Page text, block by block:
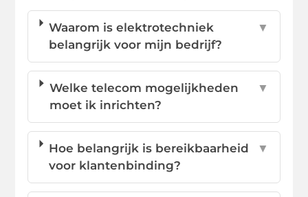
Waarom is elektrotechniek
belangrijk voor mijn bedrijf?
▼
Welke telecom mogelijkheden
moet ik inrichten?
▼
Hoe belangrijk is bereikbaarheid
voor klantenbinding?
▼